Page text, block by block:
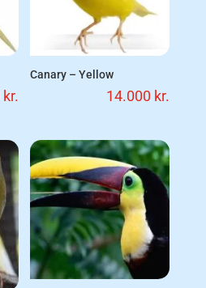
kr.
Canary – Yellow
14.000 kr.